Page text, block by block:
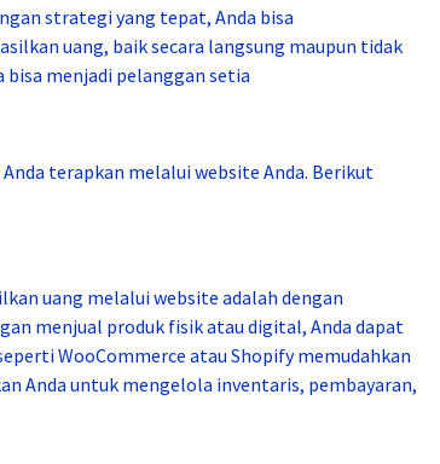
strategi yang tepat, Anda bisa
uang, baik secara langsung maupun tidak
bisa menjadi pelanggan setia
terapkan melalui website Anda. Berikut
uang melalui website adalah dengan
menjual produk fisik atau digital, Anda dapat
WooCommerce atau Shopify memudahkan
Anda untuk mengelola inventaris, pembayaran,